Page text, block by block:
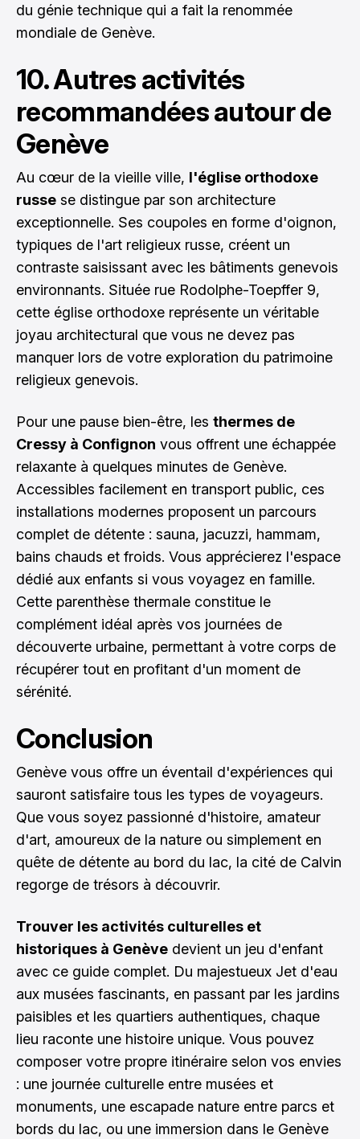
du génie technique qui a fait la renommée
mondiale de Genève.
10. Autres activités
recommandées autour de
Genève
Au cœur de la vieille ville, l'église orthodoxe
russe se distingue par son architecture
exceptionnelle. Ses coupoles en forme d'oignon,
typiques de l'art religieux russe, créent un
contraste saisissant avec les bâtiments genevois
environnants. Située rue Rodolphe-Toepffer 9,
cette église orthodoxe représente un véritable
joyau architectural que vous ne devez pas
manquer lors de votre exploration du patrimoine
religieux genevois.
Pour une pause bien-être, les thermes de
Cressy à Confignon vous offrent une échappée
relaxante à quelques minutes de Genève.
Accessibles facilement en transport public, ces
installations modernes proposent un parcours
complet de détente : sauna, jacuzzi, hammam,
bains chauds et froids. Vous apprécierez l'espace
dédié aux enfants si vous voyagez en famille.
Cette parenthèse thermale constitue le
complément idéal après vos journées de
découverte urbaine, permettant à votre corps de
récupérer tout en profitant d'un moment de
sérénité.
Conclusion
Genève vous offre un éventail d'expériences qui
sauront satisfaire tous les types de voyageurs.
Que vous soyez passionné d'histoire, amateur
d'art, amoureux de la nature ou simplement en
quête de détente au bord du lac, la cité de Calvin
regorge de trésors à découvrir.
Trouver les activités culturelles et
historiques à Genève devient un jeu d'enfant
avec ce guide complet. Du majestueux Jet d'eau
aux musées fascinants, en passant par les jardins
paisibles et les quartiers authentiques, chaque
lieu raconte une histoire unique. Vous pouvez
composer votre propre itinéraire selon vos envies
: une journée culturelle entre musées et
monuments, une escapade nature entre parcs et
bords du lac, ou une immersion dans le Genève